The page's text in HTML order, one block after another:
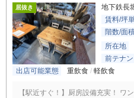
居抜き 地下鉄長
賃料/坪
階数/面
所在地
前テナン
出店可能業態
重飲食 軽飲食
【駅近すぐ！】厨房設備充実！ ワ